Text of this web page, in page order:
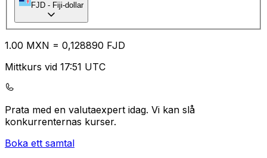
FJD - Fiji-dollar
1.00 MXN = 0,128890 FJD
Mittkurs vid 17:51 UTC
Prata med en valutaexpert idag. Vi kan slå
konkurrenternas kurser.
Boka ett samtal